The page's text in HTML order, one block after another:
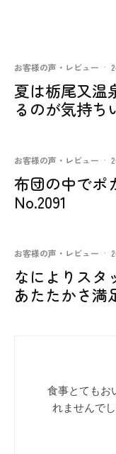
お客様の声・レビュー ·
夏は栃尾又温
るのが気持
お客様の声・レビュー ·
布団の中でポ
No.2091
お客様の声・レビュー ·
なによりスタ
あたたかさ満
食事とてもお
れませんで